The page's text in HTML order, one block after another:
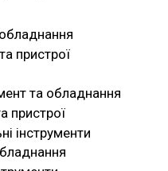
пристрої
та обладнання
пристрої
інструменти